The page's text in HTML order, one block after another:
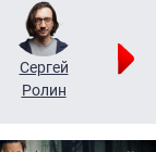
Сергей
Ролин